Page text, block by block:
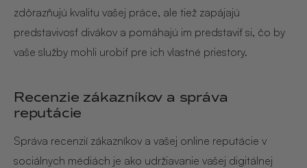
zdôrazňujú kvalitu vašej práce, ale tiež zapájajú
predstavivosť divákov a pomáhajú im predstaviť si, čo by
vaše služby mohli urobiť pre ich vlastné priestory.
Recenzie zákazníkov a správa
reputácie
Správa recenzií zákazníkov a vašej online reputácie v
sociálnych médiách je ako udržiavanie vašej digitálnej